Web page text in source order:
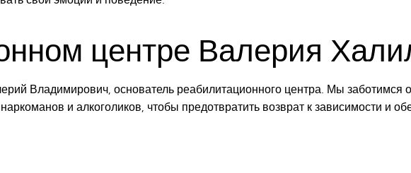
центре Валерия
Владимирович, основатель реабилитационного центра. Мы заботимся
и алкоголиков, чтобы предотвратить возврат к зависимости и